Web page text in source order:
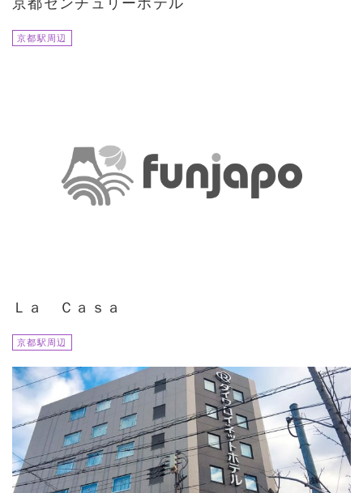
京都駅周辺
Ｌａ Ｃａｓａ
京都駅周辺